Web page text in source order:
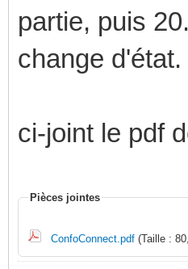
partie, puis
change d'état.
ci-joint le pdf
Pièces jointes
ConfoConnect.pdf (Taille :